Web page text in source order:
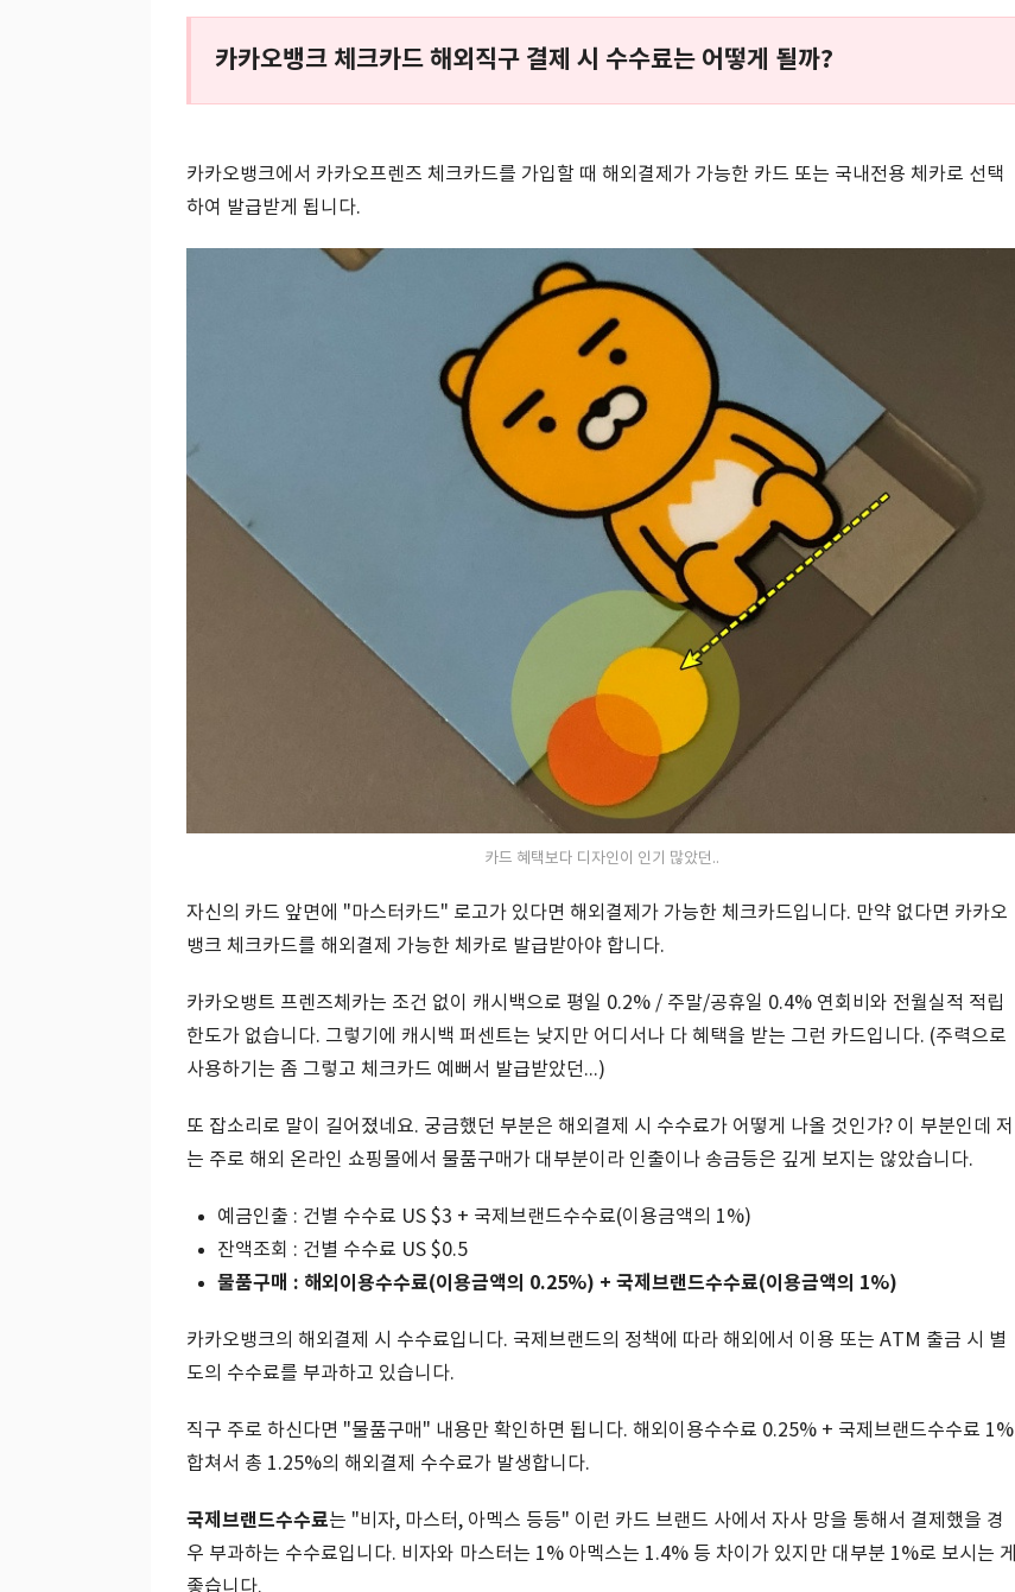
카카오뱅크 체크카드 해외직구 결제 시 수수료는 어떻게 될까?
카카오뱅크에서 카카오프렌즈 체크카드를 가입할 때 해외결제가 가능한 카드 또는 국내전용 체카로 선택
하여 발급받게 됩니다.
카드 혜택보다 디자인이 인기 많았던..
자신의 카드 앞면에 "마스터카드" 로고가 있다면 해외결제가 가능한 체크카드입니다. 만약 없다면 카카오
뱅크 체크카드를 해외결제 가능한 체카로 발급받아야 합니다.
카카오뱅트 프렌즈체카는 조건 없이 캐시백으로 평일 0.2% / 주말/공휴일 0.4% 연회비와 전월실적 적립
한도가 없습니다. 그렇기에 캐시백 퍼센트는 낮지만 어디서나 다 혜택을 받는 그런 카드입니다. (주력으로
사용하기는 좀 그렇고 체크카드 예뻐서 발급받았던...)
또 잡소리로 말이 길어졌네요. 궁금했던 부분은 해외결제 시 수수료가 어떻게 나올 것인가? 이 부분인데 저
는 주로 해외 온라인 쇼핑몰에서 물품구매가 대부분이라 인출이나 송금등은 깊게 보지는 않았습니다.
예금인출 : 건별 수수료 US $3 + 국제브랜드수수료(이용금액의 1%)
잔액조회 : 건별 수수료 US $0.5
물품구매 : 해외이용수수료(이용금액의 0.25%) + 국제브랜드수수료(이용금액의 1%)
카카오뱅크의 해외결제 시 수수료입니다. 국제브랜드의 정책에 따라 해외에서 이용 또는 ATM 출금 시 별
도의 수수료를 부과하고 있습니다.
직구 주로 하신다면 "물품구매" 내용만 확인하면 됩니다. 해외이용수수료 0.25% + 국제브랜드수수료 1%
합쳐서 총 1.25%의 해외결제 수수료가 발생합니다.
국제브랜드수수료는 "비자, 마스터, 아멕스 등등" 이런 카드 브랜드 사에서 자사 망을 통해서 결제했을 경
우 부과하는 수수료입니다. 비자와 마스터는 1% 아멕스는 1.4% 등 차이가 있지만 대부분 1%로 보시는 게
좋습니다.